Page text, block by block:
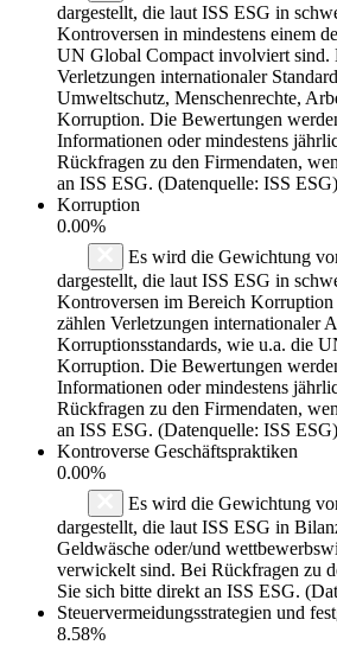
dargestellt, die laut ISS ESG in
Kontroversen in mindestens einem
UN Global Compact involviert sind.
Verletzungen internationaler
Umweltschutz, Menschenrechte,
Korruption. Die Bewertungen
Informationen oder mindestens
Rückfragen zu den Firmendaten,
an ISS ESG. (Datenquelle: ISS ESG)
Korruption
0.00%
Es wird die Gewichtung
dargestellt, die laut ISS ESG in
Kontroversen im Bereich
zählen Verletzungen internationaler
Korruptionsstandards, wie u.a. die
Korruption. Die Bewertungen
Informationen oder mindestens
Rückfragen zu den Firmendaten,
an ISS ESG. (Datenquelle: ISS ESG)
Kontroverse Geschäftspraktiken
0.00%
Es wird die Gewichtung
dargestellt, die laut ISS ESG in
Geldwäsche oder/und
verwickelt sind. Bei Rückfragen zu
Sie sich bitte direkt an ISS ESG.
Steuervermeidungsstrategien und
8.58%